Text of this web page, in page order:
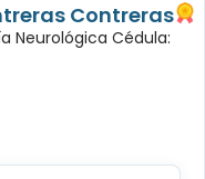
Contreras
Neurológica Cédula: